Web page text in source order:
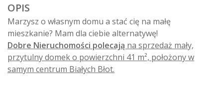
OPIS
Marzysz o własnym domu a stać cię na małę
mieszkanie? Mam dla ciebie alternatywę!
Dobre Nieruchomości polecają na sprzedaż mały,
przytulny domek o powierzchni 41 m², położony w
samym centrum Białych Błot.